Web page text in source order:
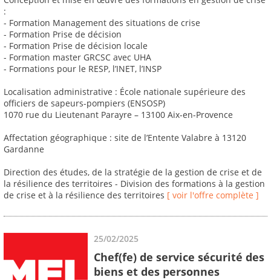
:
- Formation Management des situations de crise
- Formation Prise de décision
- Formation Prise de décision locale
- Formation master GRCSC avec UHA
- Formations pour le RESP, l’INET, l’INSP
Localisation administrative : École nationale supérieure des
officiers de sapeurs-pompiers (ENSOSP)
1070 rue du Lieutenant Parayre – 13100 Aix-en-Provence
Affectation géographique : site de l’Entente Valabre à 13120
Gardanne
Direction des études, de la stratégie de la gestion de crise et de
la résilience des territoires - Division des formations à la gestion
de crise et à la résilience des territoires [ voir l'offre complète ]
25/02/2025
Chef(fe) de service sécurité des
biens et des personnes